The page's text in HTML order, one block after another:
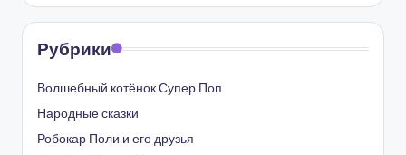
Рубрики
Волшебный котёнок Супер Поп
Народные сказки
Робокар Поли и его друзья